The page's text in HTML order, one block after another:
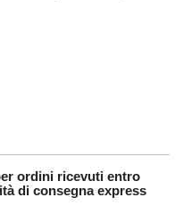
ordini ricevuti entro
di consegna express